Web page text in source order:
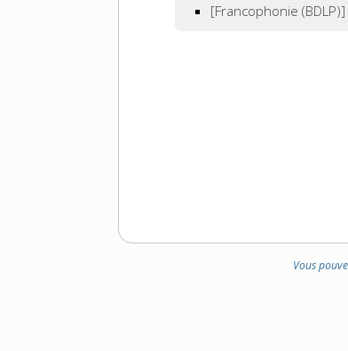
[Francophonie (BDLP)]
Vous